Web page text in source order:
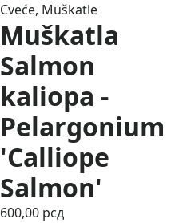
Cveće, Muškatle
Muškatla
Salmon
kaliopa -
Pelargonium
'Calliope
Salmon'
600,00 рсд